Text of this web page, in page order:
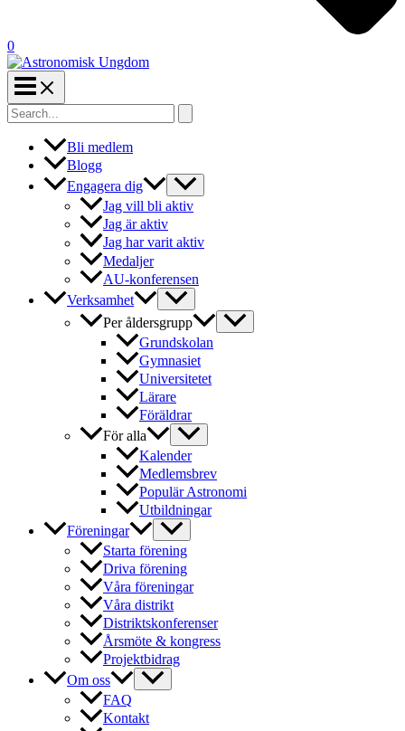
0
Search
for:
Bli medlem
Blogg
Engagera dig
Jag vill bli aktiv
Jag är aktiv
Jag har varit aktiv
Medaljer
AU-konferensen
Verksamhet
Per åldersgrupp
Grundskolan
Gymnasiet
Universitetet
Lärare
Föräldrar
För alla
Kalender
Medlemsbrev
Populär Astronomi
Utbildningar
Föreningar
Starta förening
Driva förening
Våra föreningar
Våra distrikt
Distriktskonferenser
Årsmöte & kongress
Projektbidrag
Om oss
FAQ
Kontakt